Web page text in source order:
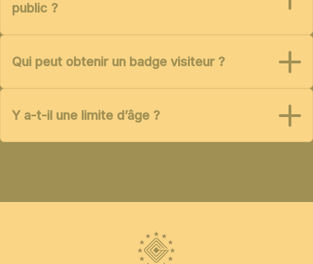
public ?
Qui peut obtenir un badge visiteur ?
Y a-t-il une limite d’âge ?